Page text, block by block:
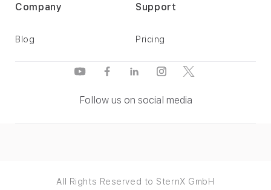
Follow us on social media
Support
Pricing
Company
Blog
All Rights Reserved to SternX GmbH